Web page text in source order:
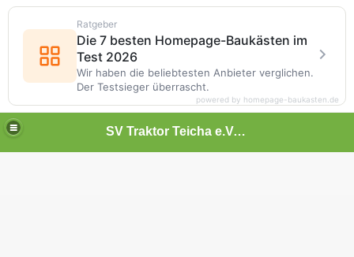
SV Traktor Teicha e.V. Abteilung Tischtennis
Ratgeber
Die 7 besten Homepage-Baukästen im
Test 2026
Wir haben die beliebtesten Anbieter verglichen.
Der Testsieger überrascht.
powered by homepage-baukasten.de